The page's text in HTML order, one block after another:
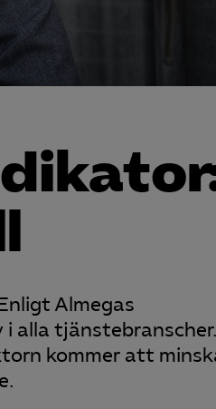
Almegas
alla tjänstebranscher.
kommer att